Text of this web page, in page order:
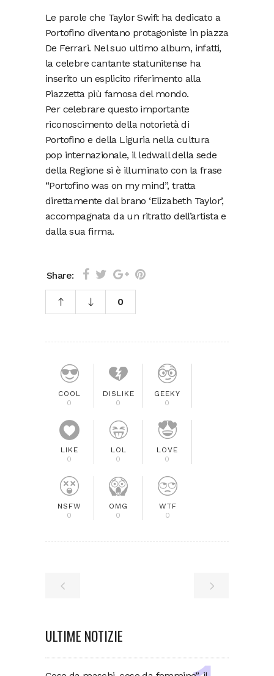
Le parole che Taylor Swift ha dedicato a
Portofino diventano protagoniste in piazza
De Ferrari. Nel suo ultimo album, infatti,
la celebre cantante statunitense ha
inserito un esplicito riferimento alla
Piazzetta più famosa del mondo.
Per celebrare questo importante
riconoscimento della notorietà di
Portofino e della Liguria nella cultura
pop internazionale, il ledwall della sede
della Regione si è illuminato con la frase
“Portofino was on my mind”, tratta
direttamente dal brano ‘Elizabeth Taylor’,
accompagnata da un ritratto dell’artista e
dalla sua firma.
Share:
0
COOL
0
DISLIKE
0
GEEKY
0
LIKE
0
LOL
0
LOVE
0
NSFW
0
OMG
0
WTF
0
ULTIME NOTIZIE